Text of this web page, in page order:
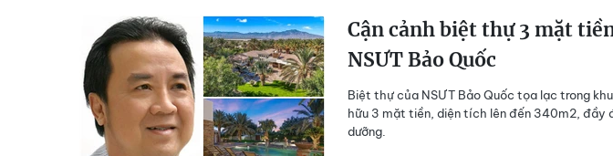
Cận cảnh biệt thự 3 mặt
NSƯT Bảo Quốc
Biệt thự của NSƯT Bảo Quốc tọa lạc trong
hữu 3 mặt tiền, diện tích lên đến 340m2, đầy
dưỡng.